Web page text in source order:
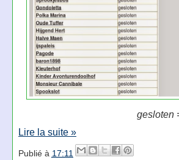
gesloten
Lire la suite »
Publié à 17:11